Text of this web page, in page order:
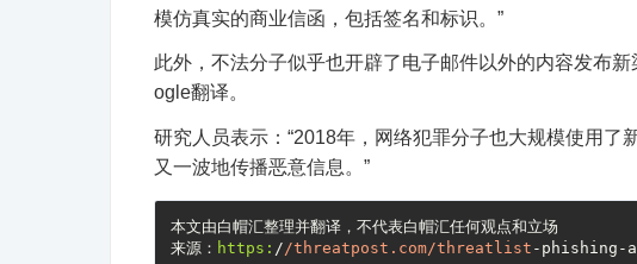
模仿真实的商业信函，包括签名和标识。”
此外，不法分子似乎也开辟了电子邮件以外的内容发布新
ogle翻译。
研究人员表示：“2018年，网络犯罪分子也大规模使用
又一波地传播恶意信息。”
本文由白帽汇整理并翻译，不代表白帽汇任何观点和立场
来源： https: / /threatpost.com/threatlist -phishing-